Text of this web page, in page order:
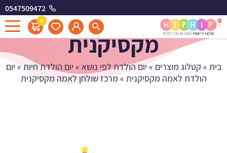
0547509472
0
מרכז שולחן לאמה
מקסיקנית
בית » קטלוג מוצרים » יום הולדת לפי נושא » יום הולדת חיות » יום
הולדת לאמה מקסיקנית » מרכז שולחן לאמה מקסיקנית